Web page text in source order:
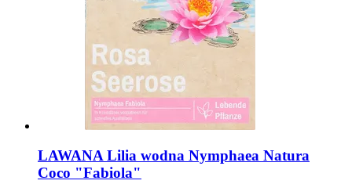
LAWANALilia wodna Nymphaea Natura
Coco "Fabiola"